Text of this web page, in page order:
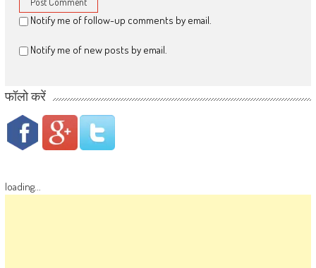
Notify me of follow-up comments by email.
Notify me of new posts by email.
फॉलो करें
loading...